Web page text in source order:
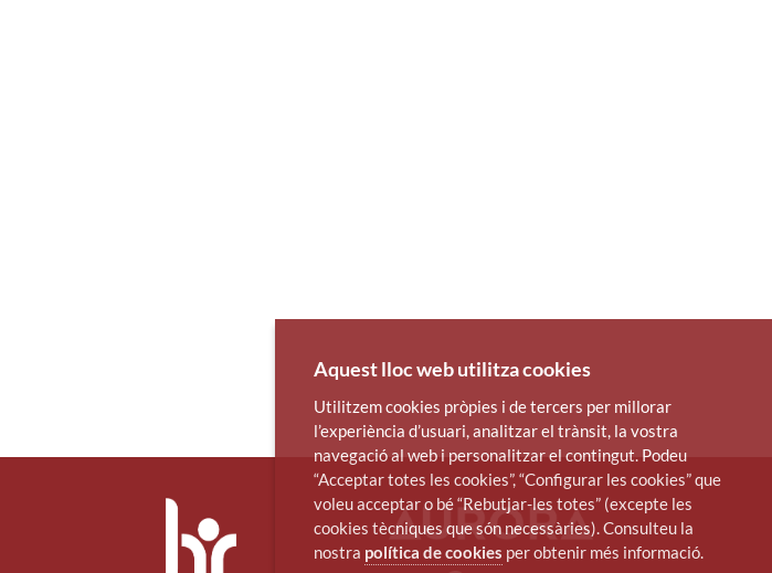
Aquest lloc web utilitza cookies
Utilitzem cookies pròpies i de tercers per millorar
l’experiència d’usuari, analitzar el trànsit, la vostra
navegació al web i personalitzar el contingut. Podeu
“Acceptar totes les cookies”, “Configurar les cookies” que
voleu acceptar o bé “Rebutjar-les totes” (excepte les
cookies tècniques que són necessàries). Consulteu la
nostra política de cookies per obtenir més informació.